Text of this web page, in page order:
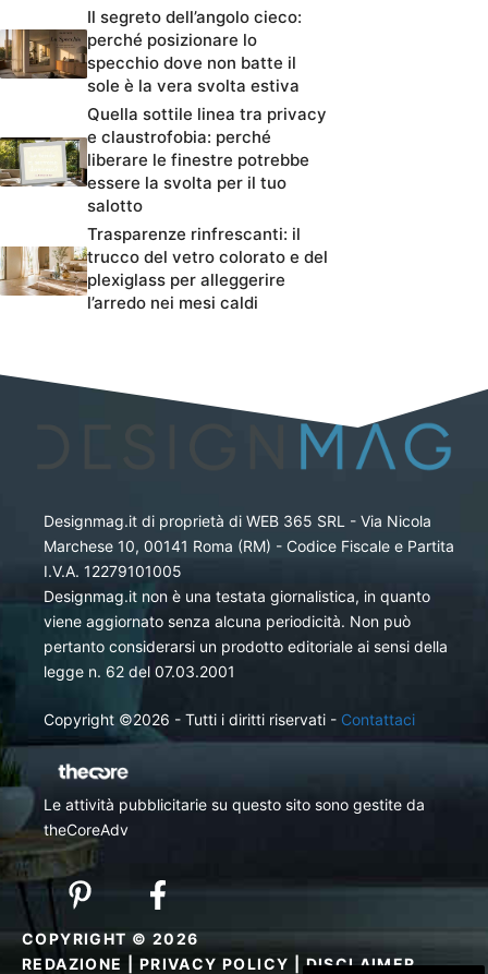
Il segreto dell’angolo cieco:
perché posizionare lo
specchio dove non batte il
sole è la vera svolta estiva
Quella sottile linea tra privacy
e claustrofobia: perché
liberare le finestre potrebbe
essere la svolta per il tuo
salotto
Trasparenze rinfrescanti: il
trucco del vetro colorato e del
plexiglass per alleggerire
l’arredo nei mesi caldi
Designmag.it di proprietà di WEB 365 SRL - Via Nicola
Marchese 10, 00141 Roma (RM) - Codice Fiscale e Partita
I.V.A. 12279101005
Designmag.it non è una testata giornalistica, in quanto
viene aggiornato senza alcuna periodicità. Non può
pertanto considerarsi un prodotto editoriale ai sensi della
legge n. 62 del 07.03.2001
Copyright ©2026 - Tutti i diritti riservati - Contattaci
Le attività pubblicitarie su questo sito sono gestite da
theCoreAdv
COPYRIGHT © 2026
REDAZIONE
PRIVACY POLICY |DISCLAIMER